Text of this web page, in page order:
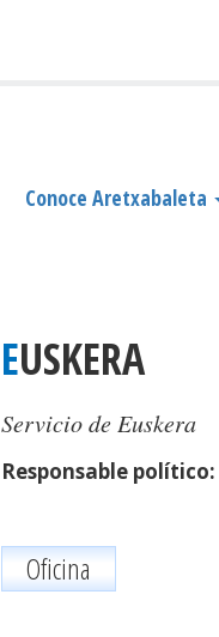
Conoce Aretxabaleta
EUSKERA
Servicio de Euskera
Responsable político:
Oficina